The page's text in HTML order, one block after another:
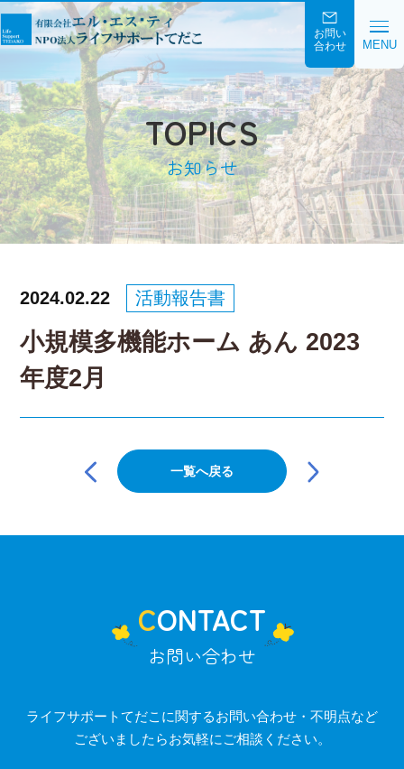
お問い
合わせ
MENU
TOPICS
お知らせ
小規模多機能ホーム あん 2023
年度2月
2024.02.22 活動報告書
シ
一覧へ戻る
CONTACT
お問い合わせ
ライフサポートてだこに関するお問い合わせ・不明点など
ございましたらお気軽にご相談ください。